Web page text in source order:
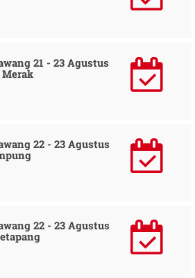
21 - 23 Agustus
Merak
22 - 23 Agustus
22 - 23 Agustus